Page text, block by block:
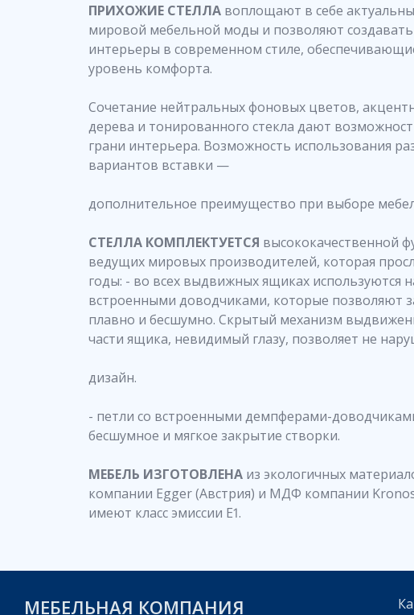
ПРИХОЖИЕ СТЕЛЛА воплощают в себе
мировой мебельной моды и позволяют
интерьеры в современном стиле,
уровень комфорта.
Сочетание нейтральных фоновых цветов,
дерева и тонированного стекла дают
грани интерьера. Возможность использования
вариантов вставки —
дополнительное преимущество при выборе
СТЕЛЛА КОМПЛЕКТУЕТСЯ высококачественной
ведущих мировых производителей, которая
годы: - во всех выдвижных ящиках используются
встроенными доводчиками, которые позволяют
плавно и бесшумно. Скрытый механизм
части ящика, невидимый глазу, позволяет не
дизайн.
- петли со встроенными демпферами-
бесшумное и мягкое закрытие створки.
МЕБЕЛЬ ИЗГОТОВЛЕНА из экологичных
компании Egger (Австрия) и МДФ компании
имеют класс эмиссии Е1.
МЕБЕЛЬНАЯ КОМПАНИЯ